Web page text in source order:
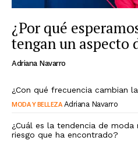
¿Por qué
tengan un aspecto
Adriana Navarro
¿Con qué frecuencia cambian
MODA Y BELLEZA Adriana Navarro
¿Cuál es la tendencia de
riesgo que ha encontrado?